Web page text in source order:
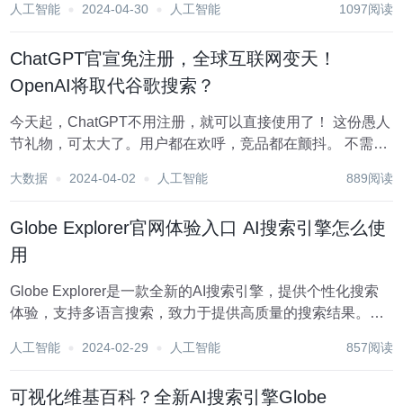
战。 数字领域处于不断变化的状态，搜索引擎也不例外。
人工智能 2024-04-30 人工智能 1097阅读
ChatGPT官宣免注册，全球互联网变天！
OpenAI将取代谷歌搜索？
今天起，ChatGPT不用注册，就可以直接使用了！ 这份愚人
节礼物，可太大了。用户都在欢呼，竞品都在颤抖。 不需要
想的那样——ChatGPT，从此将成为互联网基础设施。 今
大数据 2024-04-02 人工智能 889阅读
Globe Explorer官网体验入口 AI搜索引擎怎么使
用
Globe Explorer是一款全新的AI搜索引擎，提供个性化搜索
体验，支持多语言搜索，致力于提供高质量的搜索结果。它
地查看信息。 需求人群： ["学术研究"，"信息检索"，"日常
人工智能 2024-02-29 人工智能 857阅读
可视化维基百科？全新AI搜索引擎Globe